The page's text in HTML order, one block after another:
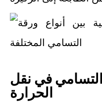
في نقل
الحرارة